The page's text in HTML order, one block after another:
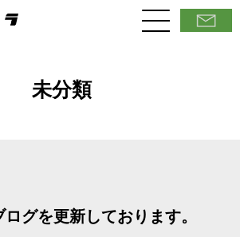
未分類
ログを更新しております。